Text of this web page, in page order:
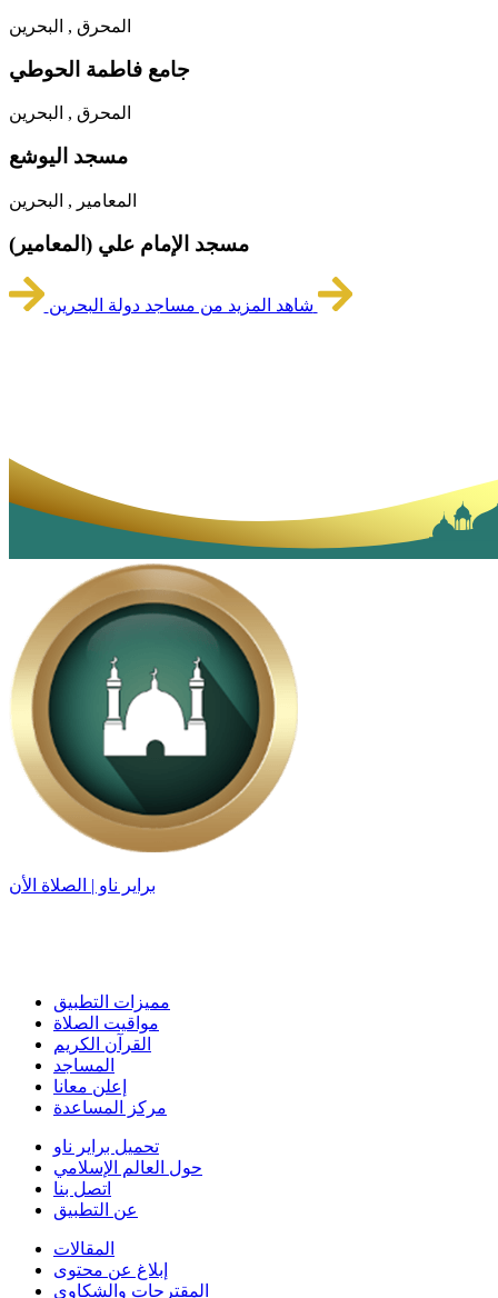
المحرق , البحرين
جامع فاطمة الحوطي
المحرق , البحرين
مسجد اليوشع
المعامير , البحرين
مسجد الإمام علي (المعامير)
براير ناو | الصلاة الأن
مميزات التطبيق
مواقيت الصلاة
القرآن الكريم
المساجد
إعلن معانا
مركز المساعدة
تحميل براير ناو
حول العالم الإسلامي
اتصل بنا
عن التطبيق
المقالات
إبلاغ عن محتوى
المقترحات والشكاوى